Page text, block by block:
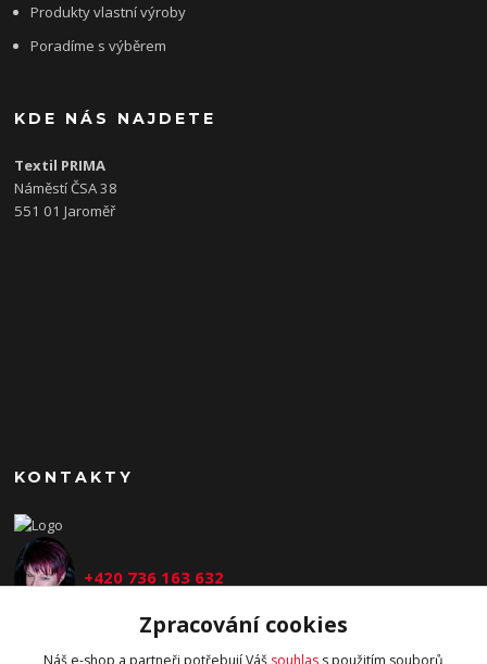
Produkty vlastní výroby
Poradíme s výběrem
KDE NÁS NAJDETE
Textil PRIMA
Náměstí ČSA 38
551 01 Jaroměř
KONTAKTY
+420 736 163 632
kasalova@helltcha.com
Zpracování cookies
Náš e-shop a partneři potřebují Váš souhlas s použitím souborů